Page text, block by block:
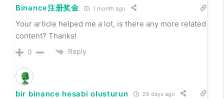
Binance注册奖金 1 month ago
Your article helped me a lot, is there any more related
content? Thanks!
0 Reply
bir binance hesabi olusturun 29 days ago